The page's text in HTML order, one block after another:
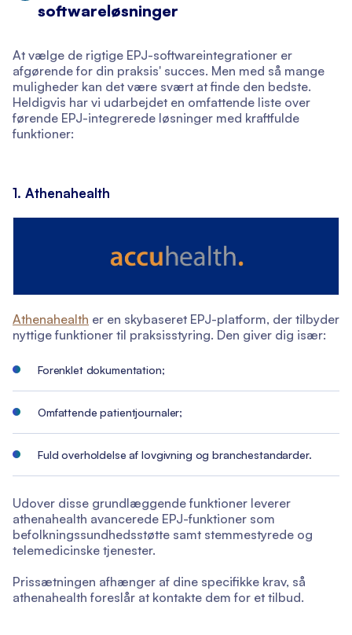
softwareløsninger
At vælge de rigtige EPJ-softwareintegrationer er
afgørende for din praksis' succes. Men med så mange
muligheder kan det være svært at finde den bedste.
Heldigvis har vi udarbejdet en omfattende liste over
førende EPJ-integrerede løsninger med kraftfulde
funktioner:
1. Athenahealth
Athenahealth er en skybaseret EPJ-platform, der tilbyder
nyttige funktioner til praksisstyring. Den giver dig især:
Forenklet dokumentation;
Omfattende patientjournaler;
Fuld overholdelse af lovgivning og branchestandarder.
Udover disse grundlæggende funktioner leverer
athenahealth avancerede EPJ-funktioner som
befolkningssundhedsstøtte samt stemmestyrede og
telemedicinske tjenester.
Prissætningen afhænger af dine specifikke krav, så
athenahealth foreslår at kontakte dem for et tilbud.